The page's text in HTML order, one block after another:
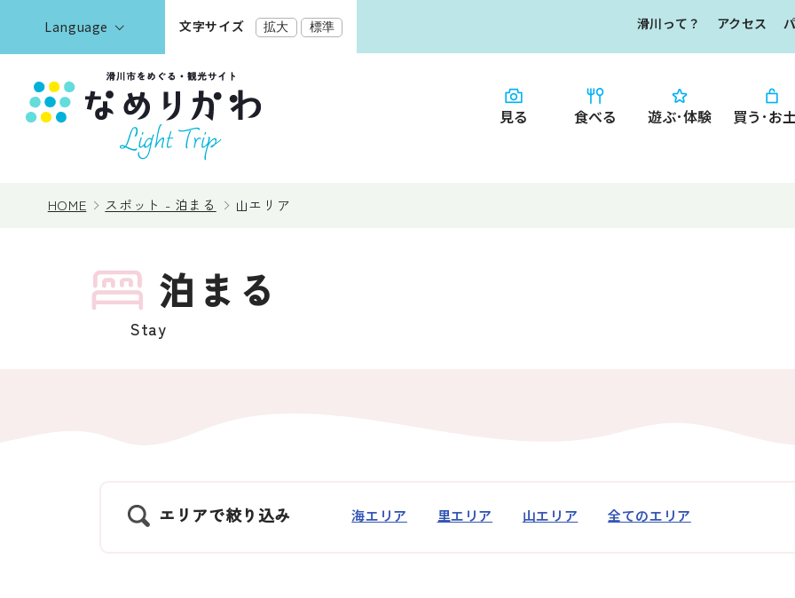
Language
한국어
文字サイズ 拡大 標準 滑川って？ アクセス
見る 食べる 遊ぶ･体験 買う･お
お問い合わせ
HOME スポット - 泊まる 山エリア
泊まる
Stay
エリアで絞り込み 海エリア 里エリア 山エリア 全てのエリア